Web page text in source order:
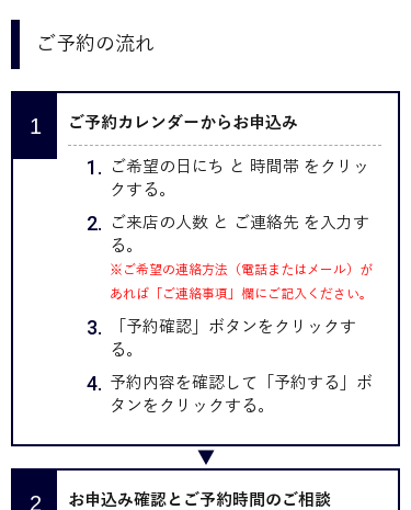
ご予約の流れ
ご予約カレンダーからお申込み
ご希望の日にち と 時間帯 をクリッ
クする。
ご来店の人数 と ご連絡先 を入力す
る。
※ご希望の連絡方法（電話またはメール）が
あれば「ご連絡事項」欄にご記入ください。
「予約確認」ボタンをクリックす
る。
予約内容を確認して「予約する」ボ
タンをクリックする。
お申込み確認とご予約時間のご相談